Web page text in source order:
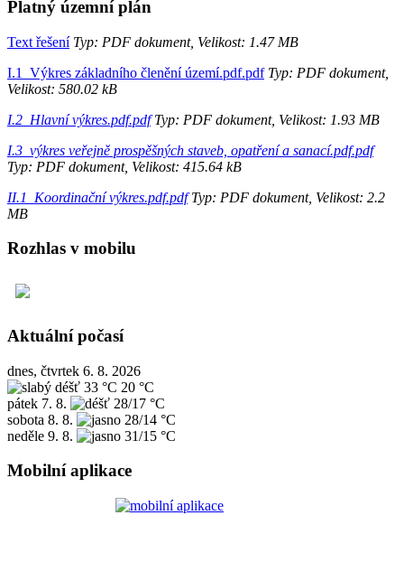
Platný územní plán
Text řešeníTyp: PDF dokument, Velikost: 1.47 MB
I.1_Výkres základního členění území.pdf.pdfTyp: PDF dokument,
Velikost: 580.02 kB
I.2_Hlavní výkres.pdf.pdfTyp: PDF dokument, Velikost: 1.93 MB
I.3_výkres veřejně prospěšných staveb, opatření a sanací.pdf.pdf
Typ: PDF dokument, Velikost: 415.64 kB
II.1_Koordinační výkres.pdf.pdfTyp: PDF dokument, Velikost: 2.2
MB
Rozhlas v mobilu
Aktuální počasí
dnes, čtvrtek 6. 8. 2026
33 °C 20 °C
pátek 7. 8.
28/17 °C
sobota 8. 8.
28/14 °C
neděle 9. 8. 31/15 °C
Mobilní aplikace